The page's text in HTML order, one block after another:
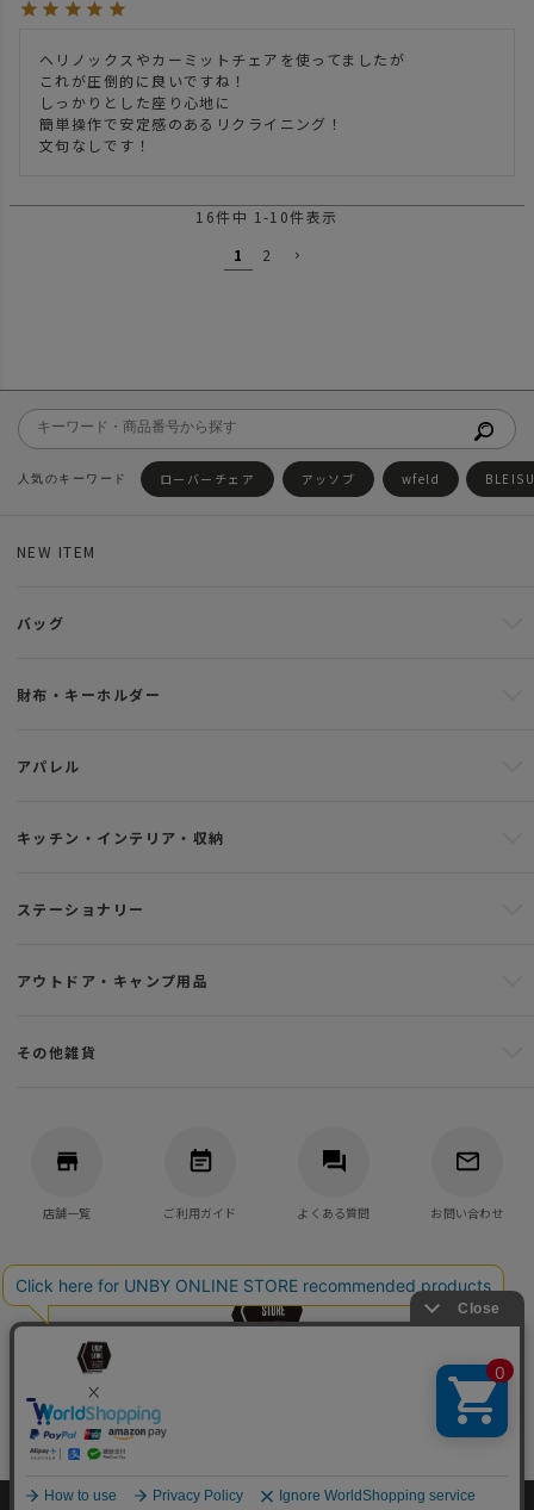
ヘリノックスやカーミットチェアを使ってましたが
これが圧倒的に良いですね！
しっかりとした座り心地に
簡単操作で安定感のあるリクライニング！
文句なしです！
16件中 1 -10件表示
1
2
ローバーチェア アッソブ wfeld
NEW ITEM
バッグ
財布・キーホルダー
アパレル
キッチン・インテリア・収納
ステーショナリー
アウトドア・キャンプ用品
その他雑貨
店舗一覧 ご利用ガイド よくある質問 お問い合わせ
©UNBY ONLINE STORE All Rights reserved.